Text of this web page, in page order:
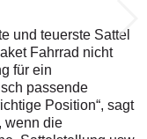
und teuerste Sattel
Fahrrad nicht
für ein
passende
Position“, sagt
wenn die